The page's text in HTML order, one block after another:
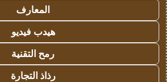
المعارف
هيدب فيديو
رمح التقنية
رذاذ التجارة